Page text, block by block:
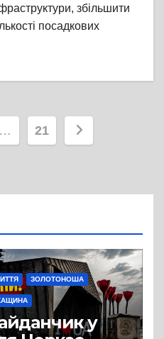
збільшити
посадкових
… 21
ЗОЛОТОНОША
у